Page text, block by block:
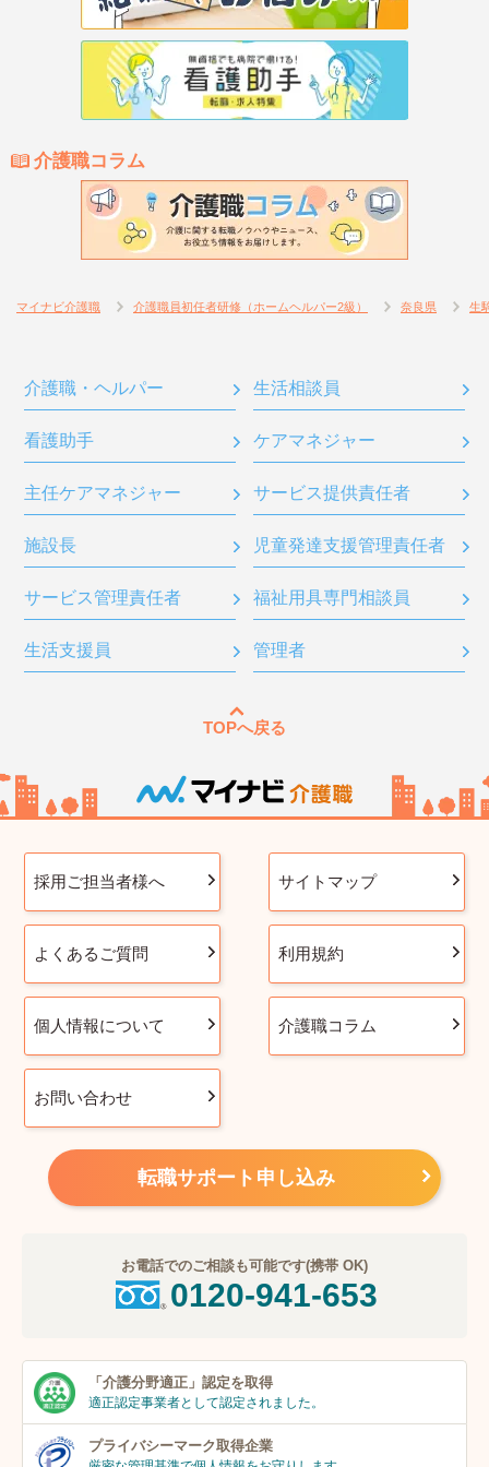
介護職コラム
マイナビ介護職 介護職員初任者研修（ホームヘルパー2級） 奈良県 生
介護職・ヘルパー 生活相談員
看護助手 ケアマネジャー
主任ケアマネジャー サービス提供責任者
施設長 児童発達支援管理責任者
サービス管理責任者 福祉用具専門相談員
生活支援員 管理者
TOPへ戻る
採用ご担当者様へ サイトマップ
よくあるご質問 利用規約
個人情報について 介護職コラム
お問い合わせ
転職サポート申し込み
お電話でのご相談も可能です(携帯 OK)
0120-941-653
「介護分野適正」 認定を取得
適正認定事業者として認定されました。
プライバシーマーク取得企業